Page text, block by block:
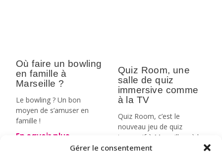
Gérer le consentement
Où faire un bowling
en famille à
Marseille ?
Le bowling ? Un bon
moyen de s’amuser en
famille !
En savoir plus
Quiz Room, une
salle de quiz
immersive comme
à la TV
Quiz Room, c’est le
nouveau jeu de quiz
immersif à Marseille, où les
groupes d’amis, familles